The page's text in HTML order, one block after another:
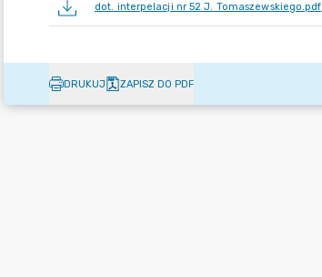
dot. interpelacji nr 52 J. Tomaszewskiego.pdf
DRUKUJ ZAPISZ DO PDF